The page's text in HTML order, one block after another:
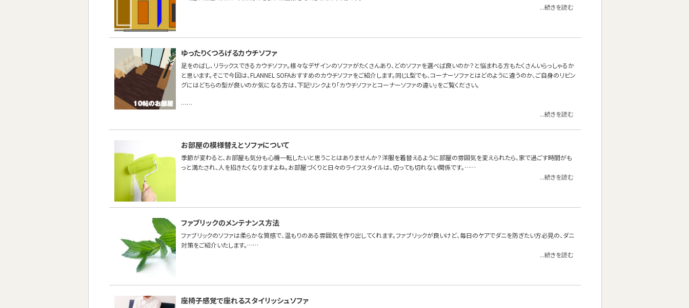
...続きを読む
ゆったりくつろげるカウチソファ
足をのばし、リラックスできるカウチソファ。様々なデザインのソファがたくさんあり、どのソファを選べば良いのか？と悩まれる方もたくさんいらっしゃるか
と思います。そこで今回は、FLANNEL SOFAおすすめのカウチソファをご紹介します。同じL型でも、コーナーソファとはどのように違うのか、ご自身のリビン
グにはどちらの型が良いのか気になる方は、下記リンクより「カウチソファとコーナーソファの違い」をご覧ください。
……
...続きを読む
お部屋の模様替えとソファについて
季節が変わると、お部屋も気分も心機一転したいと思うことはありませんか？洋服を着替えるように部屋の雰囲気を変えられたら、家で過ごす時間がも
っと満たされ、人を招きたくなりますよね。お部屋づくりと日々のライフスタイルは、切っても切れない関係です。……
...続きを読む
ファブリックのメンテナンス方法
ファブリックのソファは柔らかな質感で、温もりのある雰囲気を作り出してくれます。ファブリックが良いけど、毎日のケアでダニを防ぎたい方必見の、ダニ
対策をご紹介いたします。……
...続きを読む
座椅子感覚で座れるスタイリッシュソファ